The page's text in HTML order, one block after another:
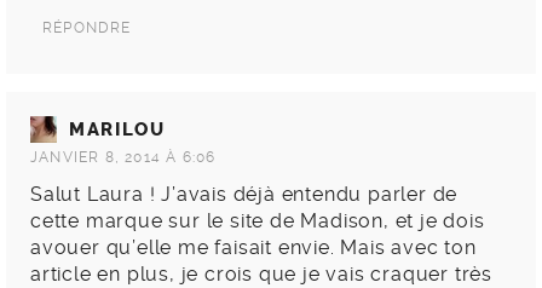
RÉPONDRE
MARILOU
JANVIER 8, 2014 À 6:06
Salut Laura ! J’avais déjà entendu parler de
cette marque sur le site de Madison, et je dois
avouer qu’elle me faisait envie. Mais avec ton
article en plus, je crois que je vais craquer très